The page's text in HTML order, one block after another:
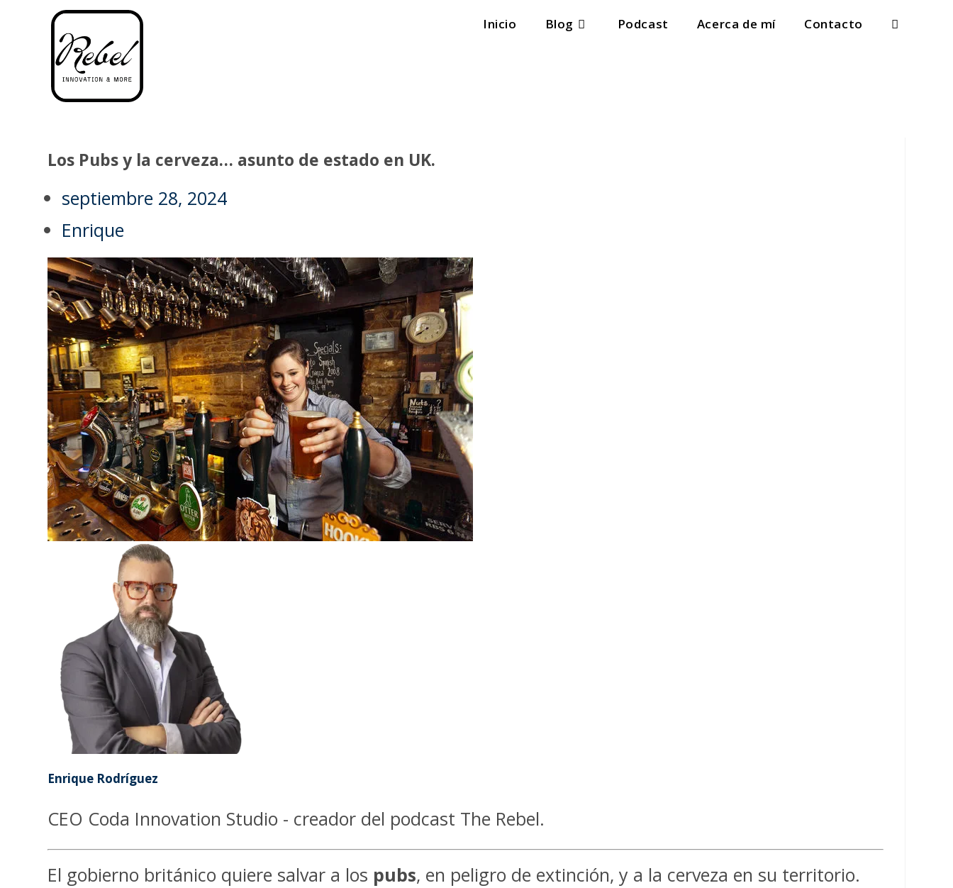
Inicio Blog Podcast Acerca de mí Contacto
Los Pubs y la cerveza… asunto de estado en UK.
septiembre 28, 2024
Enrique
Enrique Rodríguez
CEO Coda Innovation Studio - creador del podcast The Rebel.
El gobierno británico quiere salvar a los pubs, en peligro de extinción, y a la cerveza en su territorio.